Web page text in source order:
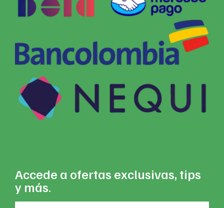
Accede a ofertas exclusivas, tips
y más.